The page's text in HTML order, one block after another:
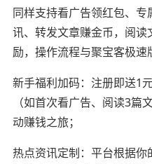
同样支持看广告领红包、
讯、转发文章赚金币，阅
励，操作流程与聚宝客极速
新手福利加码：注册即送1
（如首次看广告、阅读3篇
动赚钱之旅；
热点资讯定制：平台根据你